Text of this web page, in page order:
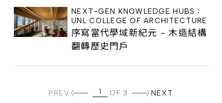
NEXT-GEN KNOWLEDGE HUBS：
UNL COLLEGE OF ARCHITECTURE
序寫當代學域新紀元 - 木造結構
翻轉歷史門戶
PREV OF 3 NEXT